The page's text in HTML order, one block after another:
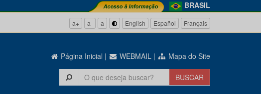
BRASIL
a+ a- a English Español Français
Página Inicial | WEBMAIL | Mapa do Site